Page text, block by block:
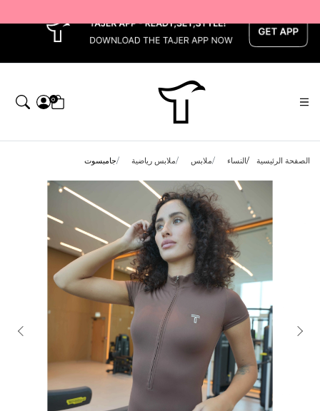
0
الصفحة الرئيسية النساء ملابس ملابس رياضية جامبسوت